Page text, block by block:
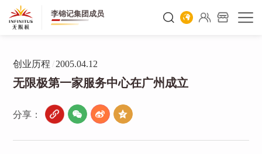
李锦记集团成员
创业历程 /2005.04.12
无限极第一家服务中心在广州成立
分享：